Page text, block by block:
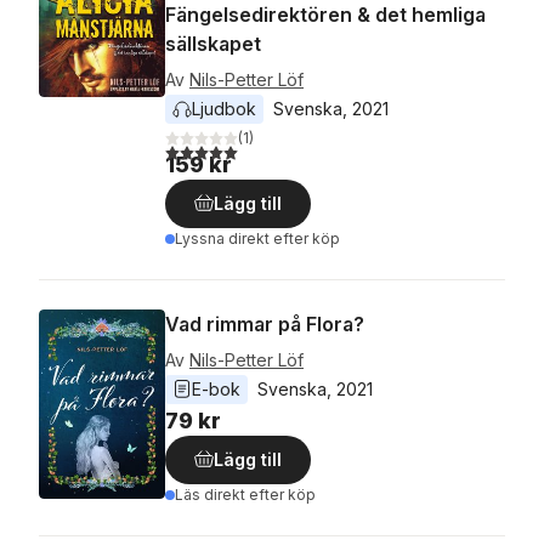
Fängelsedirektören & det hemliga
sällskapet
Av Nils-Petter Löf
Ljudbok
Svenska 2021
5,0utav 5 stjärnor. Totalt antal röster:
(1)
159 kr
Lägg till
Lyssna direkt efter köp
Vad rimmar på Flora?
Av Nils-Petter Löf
E-bok
Svenska 2021
79 kr
Lägg till
Läs direkt efter köp